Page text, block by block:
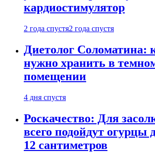
кардиостимулятор
2 года спустя2 года спустя
Диетолог Соломатина:
нужно хранить в
помещении
4 дня спустя
Роскачество: Для
всего подойдут огурцы
12 сантиметров